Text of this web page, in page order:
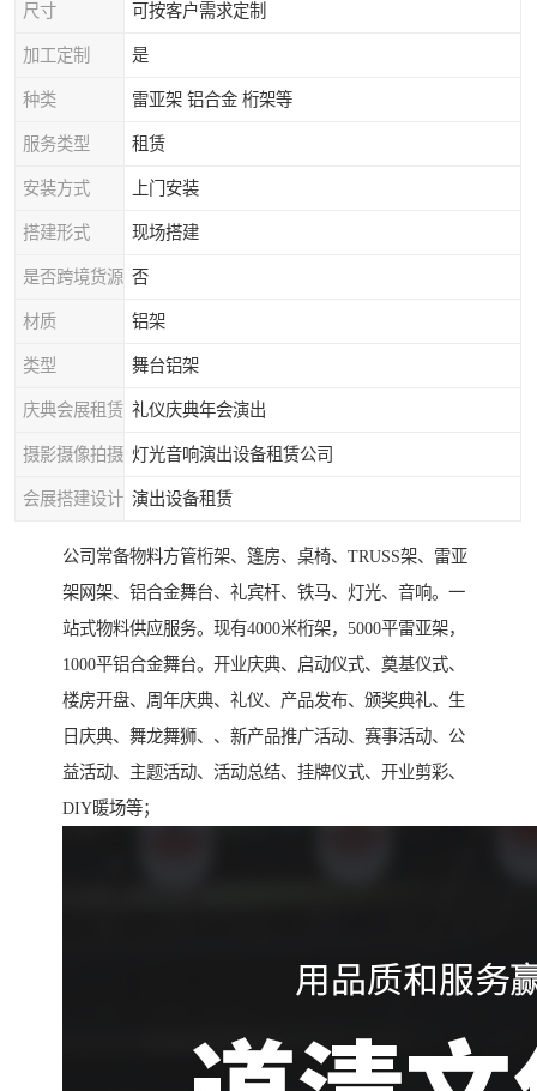
尺寸 可按客户需求定制
加工定制 是
种类 雷亚架 铝合金 桁架等
服务类型 租赁
安装方式 上门安装
搭建形式 现场搭建
是否跨境货源 否
材质 铝架
类型 舞台铝架
庆典会展租赁 礼仪庆典年会演出
摄影摄像拍摄 灯光音响演出设备租赁公司
会展搭建设计 演出设备租赁
公司常备物料方管桁架、篷房、桌椅、TRUSS架、雷亚
架网架、铝合金舞台、礼宾杆、铁马、灯光、音响。一
站式物料供应服务。现有4000米桁架，5000平雷亚架，
1000平铝合金舞台。开业庆典、启动仪式、奠基仪式、
楼房开盘、周年庆典、礼仪、产品发布、颁奖典礼、生
日庆典、舞龙舞狮、、新产品推广活动、赛事活动、公
益活动、主题活动、活动总结、挂牌仪式、开业剪彩、
DIY暖场等；